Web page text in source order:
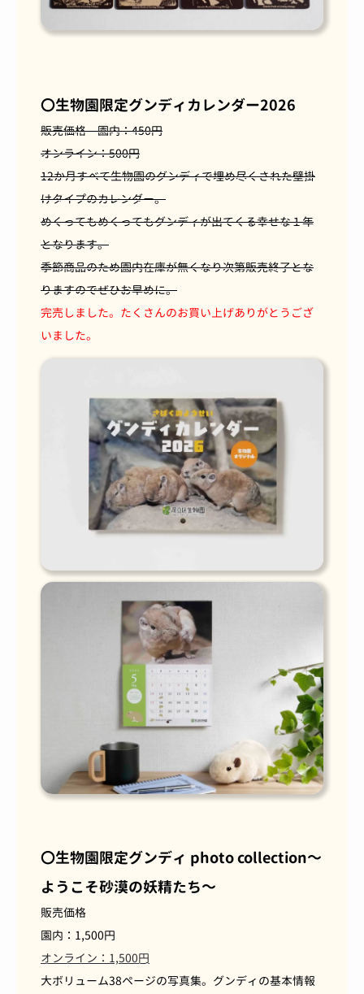
〇生物園限定グンディカレンダー2026
販売価格 園内：450円
オンライン：500円
12か月すべて生物園のグンディで埋め尽くされた壁掛
けタイプのカレンダー。
めくってもめくってもグンディが出てくる幸せな１年
となります。
季節商品のため園内在庫が無くなり次第販売終了とな
りますのでぜひお早めに。
完売しました。たくさんのお買い上げありがとうござ
いました。
〇生物園限定グンディ photo collection～
ようこそ砂漠の妖精たち～
販売価格
園内：1,500円
オンライン：1,500円
大ボリューム38ページの写真集。グンディの基本情報